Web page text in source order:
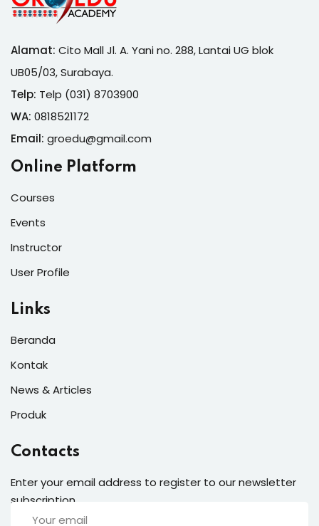
Alamat: Cito Mall Jl. A. Yani no. 288, Lantai UG blok
UB05/03, Surabaya.
Telp: Telp (031) 8703900
WA: 0818521172
Email: groedu@gmail.com
Online Platform
Courses
Events
Instructor
User Profile
Links
Beranda
Kontak
News & Articles
Produk
Contacts
Enter your email address to register to our newsletter
subscription